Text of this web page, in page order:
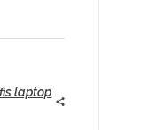
laptop,